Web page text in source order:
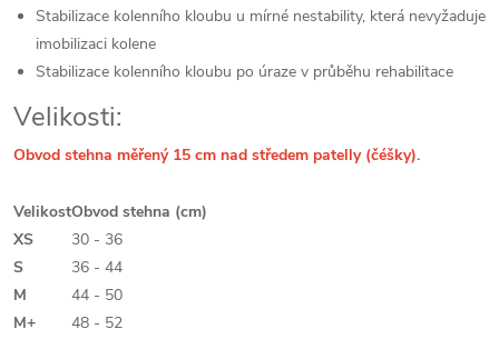
Stabilizace kolenního kloubu u mírné nestability, která nevyžaduje
imobilizaci kolene
Stabilizace kolenního kloubu po úraze v průběhu rehabilitace
Velikosti:
Obvod stehna měřený 15 cm nad středem patelly (čéšky).
VelikostObvod stehna (cm)
XS
30 - 36
S
36 - 44
M
44 - 50
M+
48 - 52